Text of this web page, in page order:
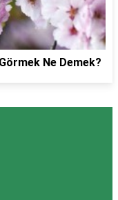
Ne Demek?